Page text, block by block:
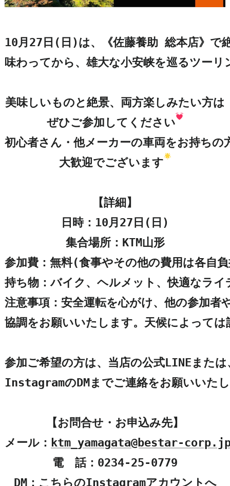
10月27日(日)は、《佐藤養助 総本店》で
味わってから、雄大な小安峡を巡るツー
美味しいものと絶景、両方楽しみたい方は
ぜひご参加してください
初心者さん・他メーカーの車両をお持ちの
大歓迎でございます
【詳細】
日時：10月27日(日)
集合場所：KTM山形
参加費：無料(食事やその他の費用は各自
持ち物：バイク、ヘルメット、快適なラ
注意事項：安全運転を心がけ、他の参加者
協調をお願いいたします。天候によって
参加ご希望の方は、当店の公式LINEまたは
InstagramのDMまでご連絡をお願いいた
【お問合せ・お申込み先】
メール： ktm_yamagata@bestar-
電　話：0234-25-0779
DM：こちらのInstagramアカウントへ